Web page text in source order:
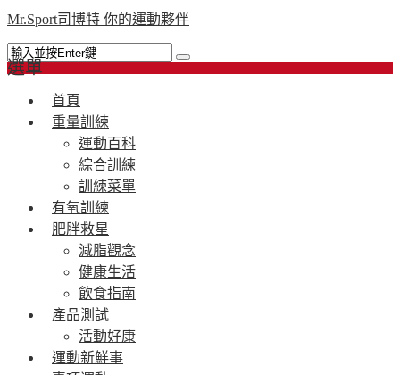
Mr.Sport司博特 你的運動夥伴
選單
首頁
重量訓練
運動百科
綜合訓練
訓練菜單
有氧訓練
肥胖救星
減脂觀念
健康生活
飲食指南
產品測試
活動好康
運動新鮮事